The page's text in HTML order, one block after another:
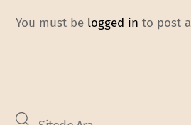
You must be logged in to post